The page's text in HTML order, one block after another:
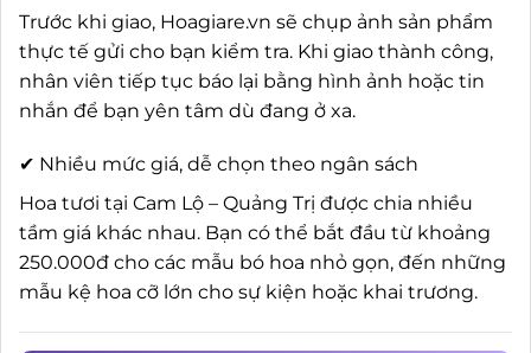
Trước khi giao, Hoagiare.vn sẽ chụp ảnh sản phẩm
thực tế gửi cho bạn kiểm tra. Khi giao thành công,
nhân viên tiếp tục báo lại bằng hình ảnh hoặc tin
nhắn để bạn yên tâm dù đang ở xa.
✔ Nhiều mức giá, dễ chọn theo ngân sách
Hoa tươi tại Cam Lộ – Quảng Trị được chia nhiều
tầm giá khác nhau. Bạn có thể bắt đầu từ khoảng
250.000đ cho các mẫu bó hoa nhỏ gọn, đến những
mẫu kệ hoa cỡ lớn cho sự kiện hoặc khai trương.